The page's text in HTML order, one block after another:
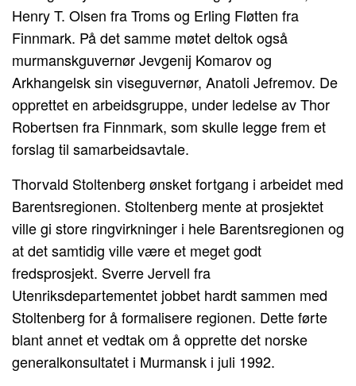
Henry T. Olsen fra Troms og Erling Fløtten fra
Finnmark. På det samme møtet deltok også
murmanskguvernør Jevgenij Komarov og
Arkhangelsk sin viseguvernør, Anatoli Jefremov. De
opprettet en arbeidsgruppe, under ledelse av Thor
Robertsen fra Finnmark, som skulle legge frem et
forslag til samarbeidsavtale.
Thorvald Stoltenberg ønsket fortgang i arbeidet med
Barentsregionen. Stoltenberg mente at prosjektet
ville gi store ringvirkninger i hele Barentsregionen og
at det samtidig ville være et meget godt
fredsprosjekt. Sverre Jervell fra
Utenriksdepartementet jobbet hardt sammen med
Stoltenberg for å formalisere regionen. Dette førte
blant annet et vedtak om å opprette det norske
generalkonsultatet i Murmansk i juli 1992.